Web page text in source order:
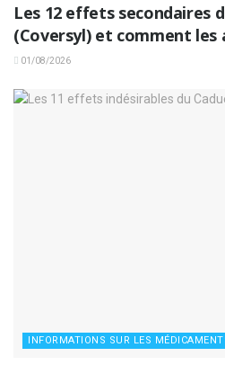
Les 12 effets secondaires
(Coversyl) et comment
01/08/2026
INFORMATIONS SUR LES